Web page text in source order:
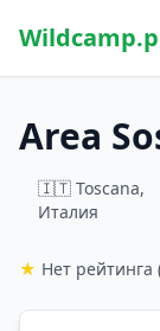
Area
🇮🇹 Toscana,
Италия
★ Нет рейтинга